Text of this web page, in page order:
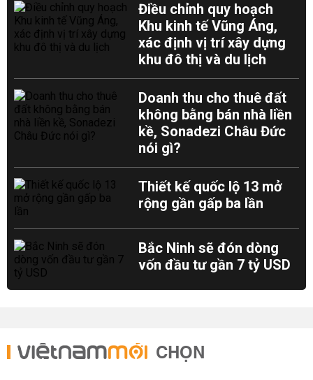
Điều chỉnh quy hoạch
Khu kinh tế Vũng Áng,
xác định vị trí xây dựng
khu đô thị và du lịch
Doanh thu cho thuê đất
không bằng bán nhà liền
kề, Sonadezi Châu Đức
nói gì?
Thiết kế quốc lộ 13 mở
rộng gần gấp ba lần
Bắc Ninh sẽ đón dòng
vốn đầu tư gần 7 tỷ USD
CHỌN